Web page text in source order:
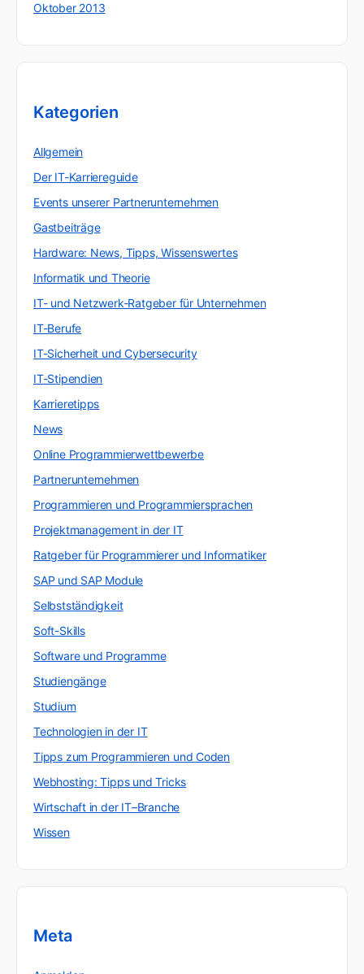
Oktober 2013
Kategorien
Allgemein
Der IT-Karriereguide
Events unserer Partnerunternehmen
Gastbeiträge
Hardware: News, Tipps, Wissenswertes
Informatik und Theorie
IT- und Netzwerk-Ratgeber für Unternehmen
IT-Berufe
IT-Sicherheit und Cybersecurity
IT-Stipendien
Karrieretipps
News
Online Programmierwettbewerbe
Partnerunternehmen
Programmieren und Programmiersprachen
Projektmanagement in der IT
Ratgeber für Programmierer und Informatiker
SAP und SAP Module
Selbstständigkeit
Soft-Skills
Software und Programme
Studiengänge
Studium
Technologien in der IT
Tipps zum Programmieren und Coden
Webhosting: Tipps und Tricks
Wirtschaft in der IT–Branche
Wissen
Meta